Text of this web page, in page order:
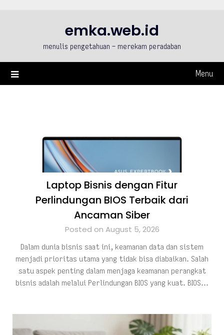
emka.web.id
menulis pengetahuan – merekam peradaban
Menu
Laptop Bisnis dengan Fitur
Perlindungan BIOS Terbaik dari
Ancaman Siber
Posted on August 5, 2026
Dalam dunia bisnis saat ini, keamanan data dan sistem
menjadi prioritas utama yang tidak bisa diabaikan. Salah
satu aspek penting dalam menjaga keamanan perangkat
bisnis adalah melalui Perlindungan BIOS yang kuat. BIOS…